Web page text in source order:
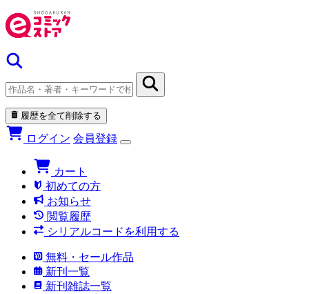
履歴を全て削除する
ログイン 会員登録
カート
初めての方
お知らせ
閲覧履歴
シリアルコードを利用する
無料・セール作品
新刊一覧
新刊雑誌一覧